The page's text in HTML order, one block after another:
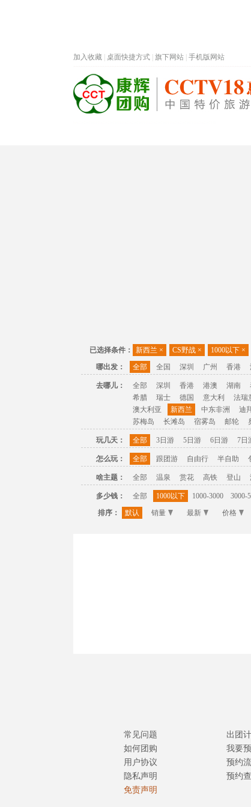
加入收藏 桌面快捷方式 旗下网站 手机版网站
已选择条件： 新西兰 × CS野战 × 1000以下 ×
哪出发：
全部 全国 深圳 广州 香港
去哪儿： 全部 深圳 香港 港澳 湖南
希腊
瑞士 德国 意大利 法瑞
澳大利亚
新西兰 中东非洲 迪
苏梅岛
长滩岛 宿雾岛 邮轮
玩几天： 全部 3日游 5日游 6日游 7日
怎么玩： 全部 跟团游 自由行 半自助
啥主题： 全部 温泉 赏花 高铁 登山
多少钱： 全部 1000以下 1000-3000 3000-
排序：
默认 销量 最新 价格
常见问题
如何团购
用户协议
隐私声明
免责声明
出团
我要
预约
预约